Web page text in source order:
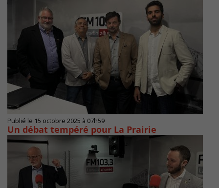
Publié le 15 octobre 2025 à 07h59
Un débat tempéré pour La Prairie